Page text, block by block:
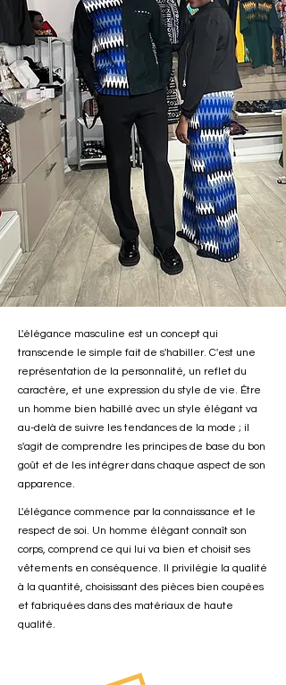
L'élégance masculine est un concept qui
transcende le simple fait de s'habiller. C'est une
représentation de la personnalité, un reflet du
caractère, et une expression du style de vie. Être
un homme bien habillé avec un style élégant va
au-delà de suivre les tendances de la mode ; il
s'agit de comprendre les principes de base du bon
goût et de les intégrer dans chaque aspect de son
apparence.
L'élégance commence par la connaissance et le
respect de soi. Un homme élégant connaît son
corps, comprend ce qui lui va bien et choisit ses
vêtements en conséquence. Il privilégie la qualité
à la quantité, choisissant des pièces bien coupées
et fabriquées dans des matériaux de haute
qualité.